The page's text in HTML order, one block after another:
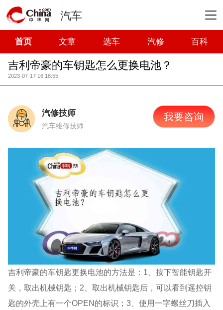
汽车
首页 文章 选车 汽修 百科
吉利帝豪的车钥匙怎么更换电池？
2023-07-17 16:18:55
汽修技师
汽车维修技师
我要咨询
吉利帝豪的车钥匙更换电池的方法是：1、按下智能钥匙开
关，取出机械钥匙；2、取出机械钥匙后，可以看到遥控钥
匙的外壳上有一个OPEN的标识；3、使用一字螺丝刀插入